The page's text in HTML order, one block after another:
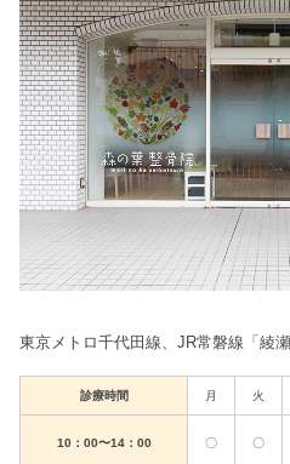
東京メトロ千代田線、JR常磐線「綾
診療時間 月 火
10：00〜14：00 〇 〇